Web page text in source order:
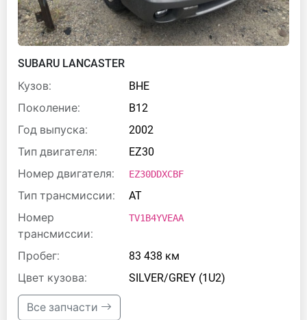
SUBARU LANCASTER
Кузов:
BHE
Поколение:
B12
Год выпуска:
2002
Тип двигателя:
EZ30
Номер двигателя:
EZ30DDXCBF
Тип трансмиссии:
AT
Номер
трансмиссии:
TV1B4YVEAA
Пробег:
83 438 км
Цвет кузова:
SILVER/GREY (1U2)
Все запчасти